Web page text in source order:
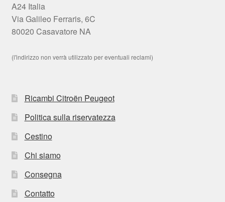
A24 Italia
Via Galileo Ferraris, 6C
80020 Casavatore NA
(l'indirizzo non verrà utilizzato per eventuali reclami)
Ricambi Citroën Peugeot
Politica sulla riservatezza
Cestino
Chi siamo
Consegna
Contatto